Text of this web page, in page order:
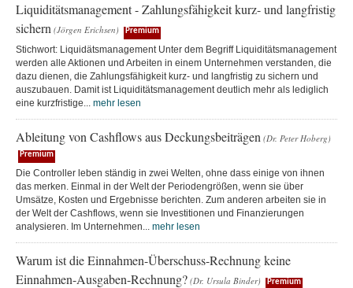
Liquiditätsmanagement - Zahlungsfähigkeit kurz- und langfristig
sichern (Jörgen Erichsen) Premium
Stichwort: Liquidätsmanagement Unter dem Begriff Liquiditätsmanagement
werden alle Aktionen und Arbeiten in einem Unternehmen verstanden, die
dazu dienen, die Zahlungsfähigkeit kurz- und langfristig zu sichern und
auszubauen. Damit ist Liquiditätsmanagement deutlich mehr als lediglich
eine kurzfristige... mehr lesen
Ableitung von Cashflows aus Deckungsbeiträgen (Dr. Peter Hoberg)
Premium
Die Controller leben ständig in zwei Welten, ohne dass einige von ihnen
das merken. Einmal in der Welt der Periodengrößen, wenn sie über
Umsätze, Kosten und Ergebnisse berichten. Zum anderen arbeiten sie in
der Welt der Cashflows, wenn sie Investitionen und Finanzierungen
analysieren. Im Unternehmen... mehr lesen
Warum ist die Einnahmen-Überschuss-Rechnung keine
Einnahmen-Ausgaben-Rechnung? (Dr. Ursula Binder) Premium